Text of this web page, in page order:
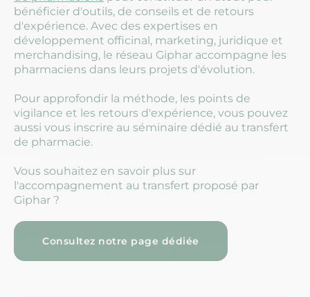
bénéficier d'outils, de conseils et de retours
d'expérience. Avec des expertises en
développement officinal, marketing, juridique et
merchandising, le réseau Giphar accompagne les
pharmaciens dans leurs projets d'évolution.
Pour approfondir la méthode, les points de
vigilance et les retours d'expérience, vous pouvez
aussi vous inscrire au séminaire dédié au transfert
de pharmacie.
Vous souhaitez en savoir plus sur
l'accompagnement au transfert proposé par
Giphar ?
Consultez notre page dédiée